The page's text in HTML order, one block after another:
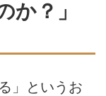
か？」
」というお